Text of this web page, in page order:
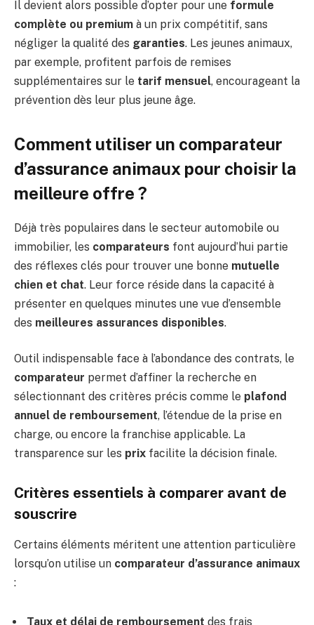
Il devient alors possible d’opter pour une formule
complète ou premium à un prix compétitif, sans
négliger la qualité des garanties. Les jeunes animaux,
par exemple, profitent parfois de remises
supplémentaires sur le tarif mensuel, encourageant la
prévention dès leur plus jeune âge.
Comment utiliser un comparateur
d’assurance animaux pour choisir la
meilleure offre ?
Déjà très populaires dans le secteur automobile ou
immobilier, les comparateurs font aujourd’hui partie
des réflexes clés pour trouver une bonne mutuelle
chien et chat. Leur force réside dans la capacité à
présenter en quelques minutes une vue d’ensemble
des meilleures assurances disponibles.
Outil indispensable face à l’abondance des contrats, le
comparateur permet d’affiner la recherche en
sélectionnant des critères précis comme le plafond
annuel de remboursement, l’étendue de la prise en
charge, ou encore la franchise applicable. La
transparence sur les prix facilite la décision finale.
Critères essentiels à comparer avant de
souscrire
Certains éléments méritent une attention particulière
lorsqu’on utilise un comparateur d’assurance animaux
:
Taux et délai de remboursement des frais